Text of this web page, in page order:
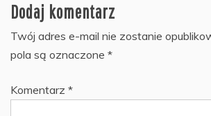
Dodaj komentarz
Twój adres e-mail nie zostanie
pola są oznaczone *
Komentarz *